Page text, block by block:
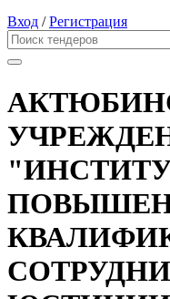
Вход /Регистрация